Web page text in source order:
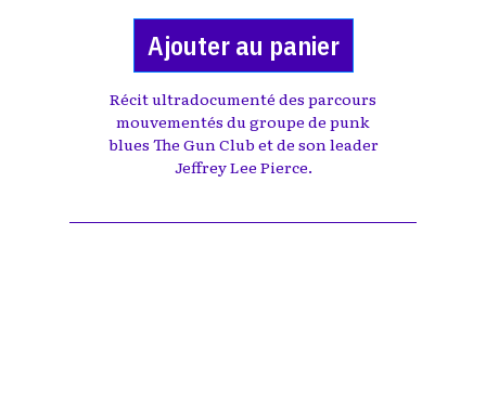
Ajouter au panier
Récit ultradocumenté des parcours
mouvementés du groupe de punk
blues The Gun Club et de son leader
Jeffrey Lee Pierce.